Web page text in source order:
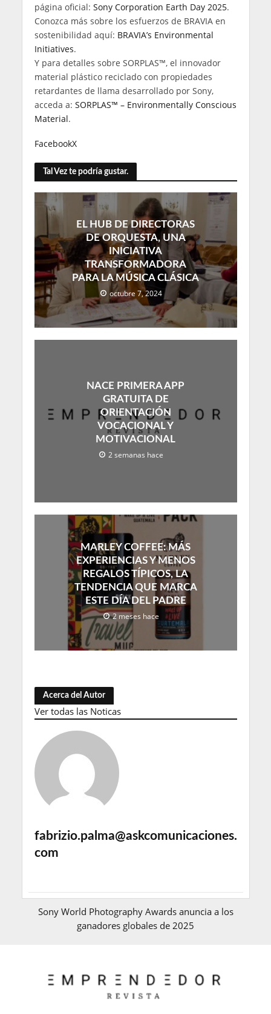
página oficial: Sony Corporation Earth Day 2025.
Conozca más sobre los esfuerzos de BRAVIA en
sostenibilidad aquí: BRAVIA’s Environmental
Initiatives.
Y para detalles sobre SORPLAS™, el innovador
material plástico reciclado con propiedades
retardantes de llama desarrollado por Sony,
acceda a: SORPLAS™ – Environmentally Conscious
Material.
FacebookX
Tal Vez te podría gustar.
EL HUB DE DIRECTORAS
DE ORQUESTA, UNA
INICIATIVA
TRANSFORMADORA
PARA LA MÚSICA CLÁSICA
octubre 7, 2024
NACE PRIMERA APP
GRATUITA DE
ORIENTACIÓN
VOCACIONAL Y
MOTIVACIONAL
2 semanas hace
MARLEY COFFEE: MÁS
EXPERIENCIAS Y MENOS
REGALOS TÍPICOS, LA
TENDENCIA QUE MARCA
ESTE DÍA DEL PADRE
2 meses hace
Acerca del Autor
Ver todas las Noticas
fabrizio.palma@askcomunicaciones.
com
Sony World Photography Awards anuncia a los
ganadores globales de 2025